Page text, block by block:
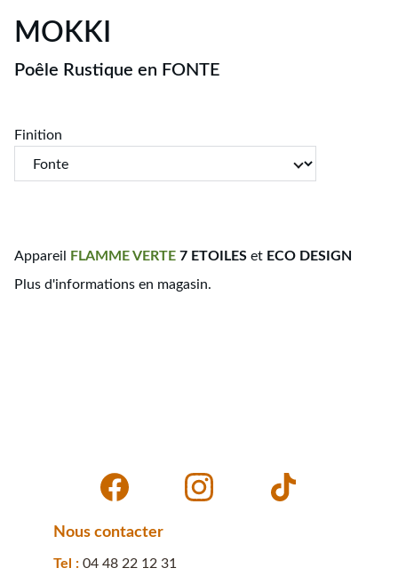
MOKKI
Poêle Rustique en FONTE
Finition
Appareil FLAMMEVERTE 7 ETOILES et ECO DESIGN
Plus d'informations en magasin.
Tel : 04 48 22 12 31
Nous contacter